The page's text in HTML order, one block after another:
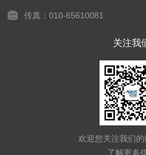
传真：010-65610081
关注我
欢迎您关注我们
了解更多